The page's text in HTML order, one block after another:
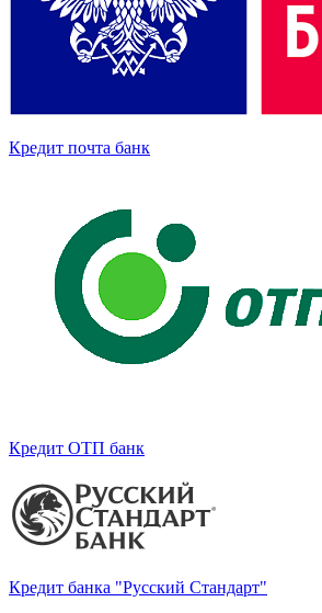
Кредит почта банк
Кредит ОТП банк
Кредит банка "Русский Стандарт"